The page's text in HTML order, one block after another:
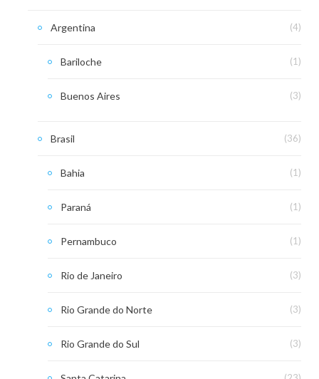
Argentina (4)
Bariloche (1)
Buenos Aires (3)
Brasil (36)
Bahia (1)
Paraná (1)
Pernambuco (1)
Rio de Janeiro (3)
Rio Grande do Norte (3)
Rio Grande do Sul (3)